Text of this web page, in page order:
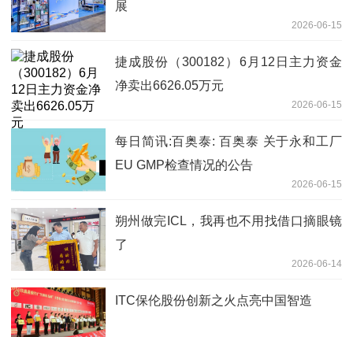
展
2026-06-15
捷成股份（300182）6月12日主力资金
净卖出6626.05万元
2026-06-15
每日简讯:百奥泰: 百奥泰 关于永和工厂
EU GMP检查情况的公告
2026-06-15
朔州做完ICL，我再也不用找借口摘眼镜
了
2026-06-14
ITC保伦股份创新之火点亮中国智造